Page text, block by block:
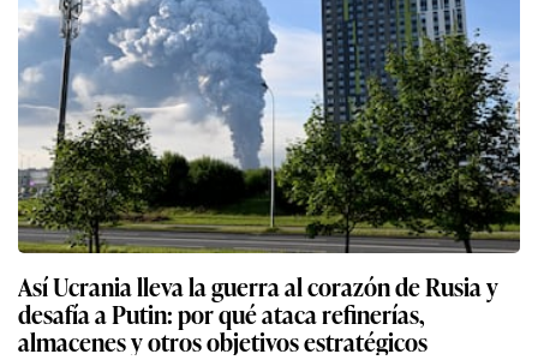
Así Ucrania lleva la guerra al corazón de Rusia y
desafía a Putin: por qué ataca refinerías,
almacenes y otros objetivos estratégicos